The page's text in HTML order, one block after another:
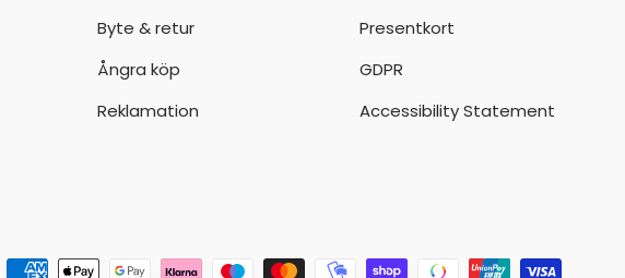
Byte & retur
Ångra köp
Reklamation
Presentkort
GDPR
Accessibility Statement